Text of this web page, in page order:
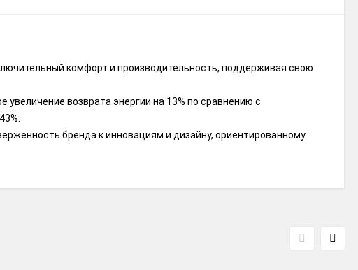
комфорт и производительность, поддерживая свою
возврата энергии на 13% по сравнению с
бренда к инновациям и дизайну, ориентированному